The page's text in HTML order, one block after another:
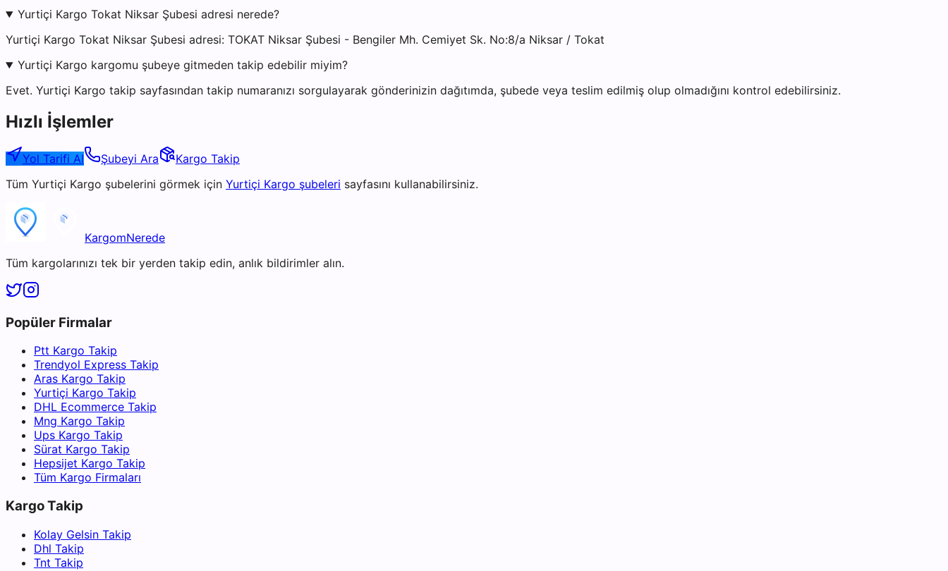
Yurtiçi Kargo Tokat Niksar Şubesi adresi nerede?
Yurtiçi Kargo Tokat Niksar Şubesi adresi: TOKAT Niksar Şubesi - Bengiler Mh. Cemiyet Sk. No:8/a Niksar / Tokat
Yurtiçi Kargo kargomu şubeye gitmeden takip edebilir miyim?
Evet. Yurtiçi Kargo takip sayfasından takip numaranızı sorgulayarak gönderinizin dağıtımda, şubede veya teslim edilmiş olup olmadığını kontrol edebilirsiniz.
Hızlı İşlemler
Yol Tarifi Al Şubeyi Ara
Kargo Takip
Tüm Yurtiçi Kargo şubelerini görmek için Yurtiçi Kargo şubeleri sayfasını kullanabilirsiniz.
KargomNerede
Tüm kargolarınızı tek bir yerden takip edin, anlık bildirimler alın.
Popüler Firmalar
Ptt Kargo Takip
Trendyol Express Takip
Aras Kargo Takip
Yurtiçi Kargo Takip
DHL Ecommerce Takip
Mng Kargo Takip
Ups Kargo Takip
Sürat Kargo Takip
Hepsijet Kargo Takip
Tüm Kargo Firmaları
Kargo Takip
Kolay Gelsin Takip
Dhl Takip
Tnt Takip